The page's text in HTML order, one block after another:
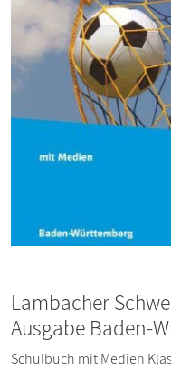
Lambacher
Ausgabe Baden-
Schulbuch mit Medien